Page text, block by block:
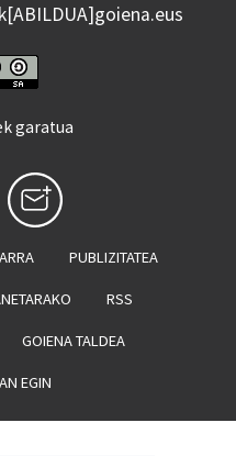
garatua
PUBLIZITATEA
RSS
GOIENA TALDEA
EGIN